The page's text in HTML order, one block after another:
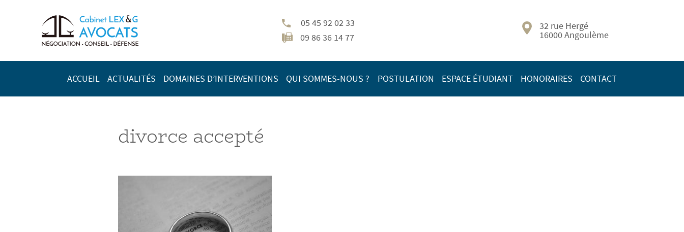
05 45 92 02 33
09 86 36 14 77
32 rue Hergé
16000 Angoulème
ACCUEIL ACTUALITÉS DOMAINES D’INTERVENTIONS QUI SOMMES-NOUS ? POSTULATION ESPACE ÉTUDIANT HONORAIRES CONTACT
divorce accepté